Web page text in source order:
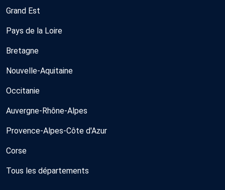
Grand Est
Pays de la Loire
Bretagne
Nouvelle-Aquitaine
Occitanie
Auvergne-Rhône-Alpes
Provence-Alpes-Côte d'Azur
Corse
Tous les départements